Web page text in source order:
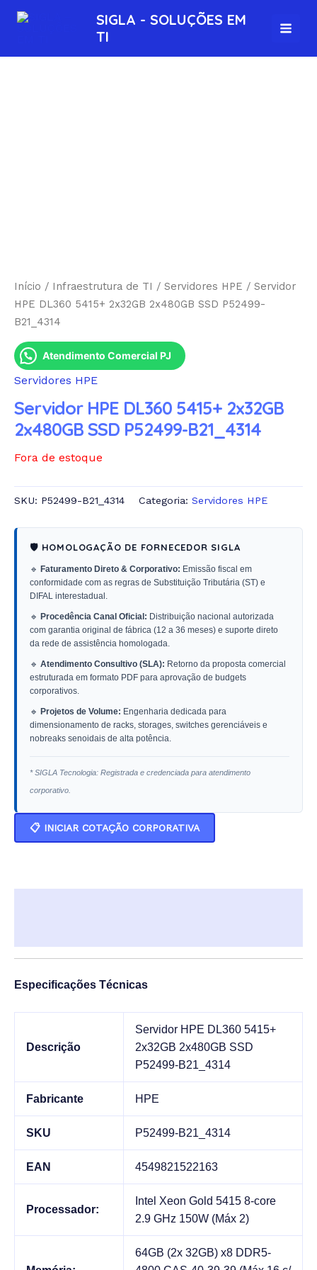
para
conteúdo
SIGLA - SOLUÇÕES EM
TI
Início / Infraestrutura de TI / Servidores HPE / Servidor
HPE DL360 5415+ 2x32GB 2x480GB SSD P52499-
B21_4314
Atendimento Comercial PJ
Servidores HPE
Servidor HPE DL360 5415+ 2x32GB
2x480GB SSD P52499-B21_4314
Fora de estoque
SKU: P52499-B21_4314 Categoria: Servidores HPE
🛡️ HOMOLOGAÇÃO DE FORNECEDOR SIGLA
🔹 Faturamento Direto & Corporativo: Emissão fiscal em
conformidade com as regras de Substituição Tributária (ST) e
DIFAL interestadual.
🔹 Procedência Canal Oficial: Distribuição nacional autorizada
com garantia original de fábrica (12 a 36 meses) e suporte direto
da rede de assistência homologada.
🔹 Atendimento Consultivo (SLA): Retorno da proposta comercial
estruturada em formato PDF para aprovação de budgets
corporativos.
🔹 Projetos de Volume: Engenharia dedicada para
dimensionamento de racks, storages, switches gerenciáveis e
nobreaks senoidais de alta potência.
* SIGLA Tecnologia: Registrada e credenciada para atendimento
corporativo.
📋 INICIAR COTAÇÃO CORPORATIVA
Especificações Técnicas
Descrição
Servidor HPE DL360 5415+
2x32GB 2x480GB SSD
P52499-B21_4314
Fabricante HPE
SKU P52499-B21_4314
EAN 4549821522163
Processador:
Intel Xeon Gold 5415 8-core
2.9 GHz 150W (Máx 2)
64GB (2x 32GB) x8 DDR5-